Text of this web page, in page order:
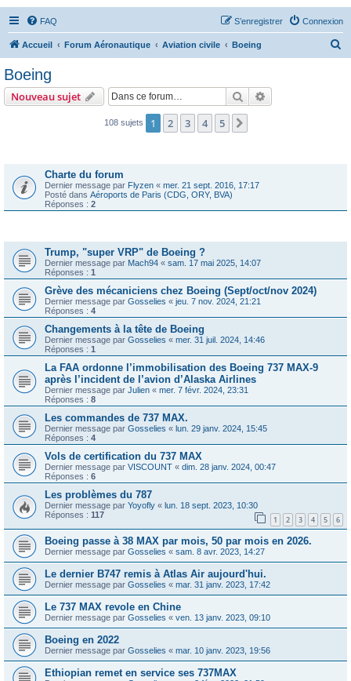
FAQ Connexion
S’enregistrer
Accueil Forum Aéronautique Aviation civile Boeing
r
Boeing
Nouveau sujet Rechercher
108 sujets 1 2 3 4 5
Charte du forum
Dernier message par Flyzen « mer. 21 sept. 2016, 17:17
Posté dans Aéroports de Paris (CDG, ORY, BVA)
Réponses : 2
Trump, "super VRP" de Boeing ?
Dernier message par Mach94 « sam. 17 mai 2025, 14:07
Réponses : 1
Grève des mécaniciens chez Boeing (Sept/oct/nov 2024)
Dernier message par Gosselies « jeu. 7 nov. 2024, 21:21
Réponses : 4
Changements à la tête de Boeing
Dernier message par Gosselies « mer. 31 juil. 2024, 14:46
Réponses : 1
La FAA ordonne l’immobilisation des Boeing 737 MAX-9
après l’incident de l’avion d’Alaska Airlines
Dernier message par Julien « mer. 7 févr. 2024, 23:31
Réponses : 8
Les commandes de 737 MAX.
Dernier message par Gosselies « lun. 29 janv. 2024, 15:45
Réponses : 4
Vols de certification du 737 MAX
Dernier message par VISCOUNT « dim. 28 janv. 2024, 00:47
Réponses : 6
Les problèmes du 787
Dernier message par Yoyofly « lun. 18 sept. 2023, 10:30
Réponses : 117 1 2 3 4 5 6
Boeing passe à 38 MAX par mois, 50 par mois en 2026.
Dernier message par Gosselies « sam. 8 avr. 2023, 14:27
Le dernier B747 remis à Atlas Air aujourd'hui.
Dernier message par Gosselies « mar. 31 janv. 2023, 17:42
Le 737 MAX revole en Chine
Dernier message par Gosselies « ven. 13 janv. 2023, 09:10
Boeing en 2022
Dernier message par Gosselies « mar. 10 janv. 2023, 19:56
Ethiopian remet en service ses 737MAX